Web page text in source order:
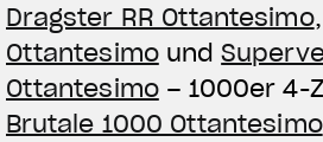
Dragster RR Ottantesimo,
Ottantesimound
Ottantesimo– 1000er 4-
Brutale 1000 Ottantesimo